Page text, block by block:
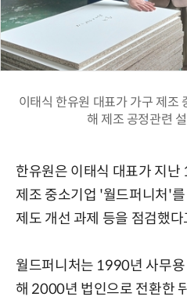
이태식 한유원 대표가 가구 제
해 제조 공정관련
한유원은 이태식 대표가 지
제조 중소기업 '월드퍼니처'
제도 개선 과제 등을 점검했다
월드퍼니처는 1990년 사무
해 2000년 법인으로 전환한